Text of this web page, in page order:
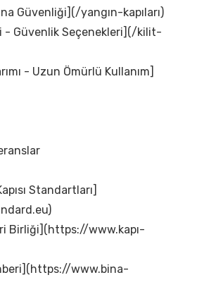
Güvenliği](/yangın-kapıları)
- Güvenlik Seçenekleri](/kilit-
- Uzun Ömürlü Kullanım]
Standartları]
Birliği](https://www.kapı-
www.bina-